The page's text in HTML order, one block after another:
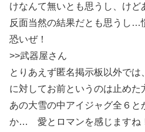
けなんて無いとも思うし、けど
反面当然の結果だとも思うし…
恐いぜ！
>>武器屋さん
とりあえず匿名掲示板以外では
に対してお前というのは止めた
あの大雪の中アイジャグ全６と
か… 愛とロマンを感じますね